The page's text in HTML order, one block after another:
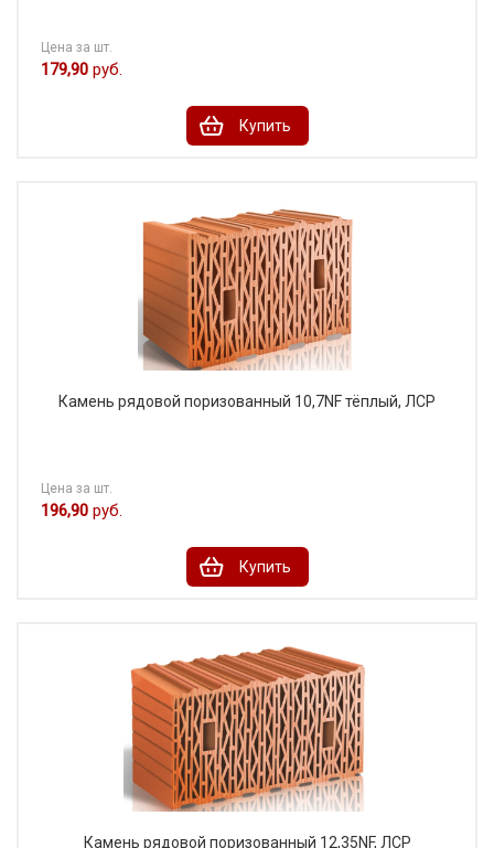
Цена за шт.
179,90 руб.
Купить
Камень рядовой поризованный 10,7NF тёплый, ЛСР
Цена за шт.
196,90 руб.
Купить
Камень рядовой поризованный 12,35NF, ЛСР